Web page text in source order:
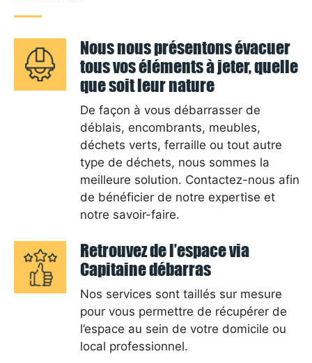
Nous nous présentons évacuer
tous vos éléments à jeter, quelle
que soit leur nature
De façon à vous débarrasser de
déblais, encombrants, meubles,
déchets verts, ferraille ou tout autre
type de déchets, nous sommes la
meilleure solution. Contactez-nous afin
de bénéficier de notre expertise et
notre savoir-faire.
Retrouvez de l’espace via
Capitaine débarras
Nos services sont taillés sur mesure
pour vous permettre de récupérer de
l’espace au sein de votre domicile ou
local professionnel.